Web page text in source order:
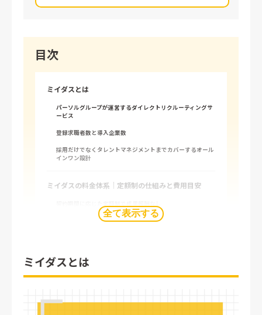
目次
ミイダスとは
パーソルグループが運営するダイレクトリクルーティングサ
ービス
登録求職者数と導入企業数
採用だけでなくタレントマネジメントまでカバーするオール
インワン設計
ミイダスの料金体系｜定額制の仕組みと費用目安
何人採用してもスカウト送り放題で追加費用ゼロ
ミイダスで無料で使える4つの機能
全て表示する
ミイダスとは